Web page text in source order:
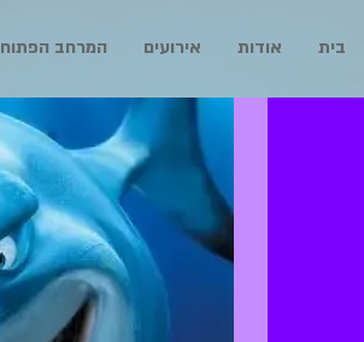
המרחב הפתוח אירועים אודות בית